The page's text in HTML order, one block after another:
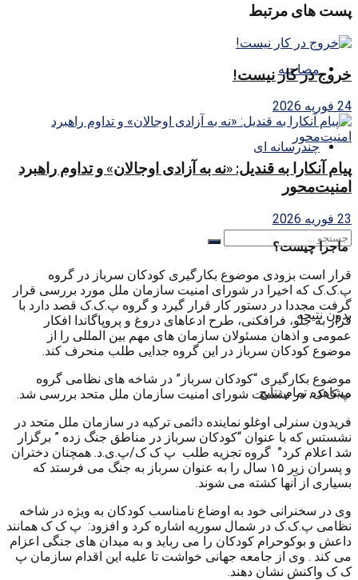
مصاحبه
چندرسانه ای
بدون نتیجه
مشاهده تمام نتایج
پست های مرتبط
خروج در کار نیست!
24 فوریه 2026
پیام آنکارا به قندیل: «نه به آزادی اوجالان» و تداوم راهبرد
امنیت‌محور
23 فوریه 2026
ماجرا چیست؟
قرار است بزودی موضوع بکارگیری کودکان سرباز در گروه
پ.ک.ک که اخیرا در شورای امنیت سازمان ملل مورد بررسی قرار
گرفت مجددا در دستور کار قرار گیرد و گروه پ.ک.ک قصد دارد با
فرار به جلو، فرافکنی، طرح ادعاهای دروغ و پروپاگاندا افکار
عمومی و اذهان مسئولان سازمان های مهم بین المللی را از
موضوع کودکان سرباز در این گروه جدایی طلب منحرف کند.
موضوع بکارگیری “کودکان سرباز” در شاخه های نظامی گروه
پ.ک.ک، در نشست شورای امنیت سازمان ملل متحد بررسی شد.
فریدون سنرلی اوغلو نماینده دائمی ترکیه در سازمان ملل متحد در
نشستس که با عنوان “کودکان سرباز در مناطق جنگ زده ” برگزار
شد اعلام کرد” گروه تجزیه طلب پ ک ک/پ.ی.د. همچنان دختران
و پسران زیر ۱۵ سال را به عنوان سرباز به جنگ می فرستد که
بسیاری از آنها کشته می شوند.
وی در سخنرانی خود به اوضاع نامناسب کودکان به ویژه در شاخه
نظامی پ.ک.ک در شمال سوریه اشاره کرد و افزود: پ ک ک همانند
داعش و بوکوحرام کودکان را می رباید و به میدان های جنگی اعزام
می کند . وی از جامعه جهانی خواشت تا علیه این اقدام سازمان پ
ک ک واکنش نشان دهند.